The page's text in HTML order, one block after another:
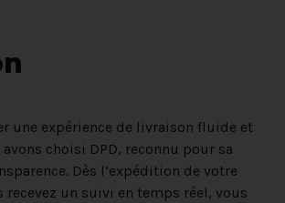
une expérience de livraison fluide et
choisi DPD, reconnu pour sa
Dès l’expédition de votre
recevez un suivi en temps réel, vous